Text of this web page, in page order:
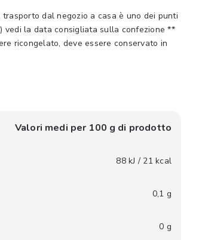
dal negozio a casa è uno dei punti
vedi la data consigliata sulla confezione **
ricongelato, deve essere conservato in
Valori medi per 100 g di prodotto
88 kJ / 21 kcal
0,1 g
0 g